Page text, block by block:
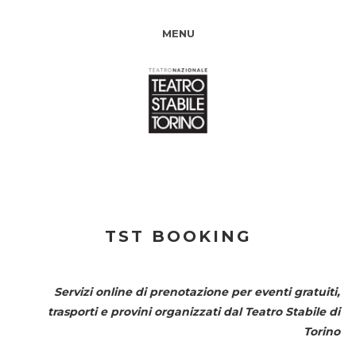
MENU
TST BOOKING
Servizi online di prenotazione per eventi gratuiti,
trasporti e provini organizzati dal Teatro Stabile di
Torino